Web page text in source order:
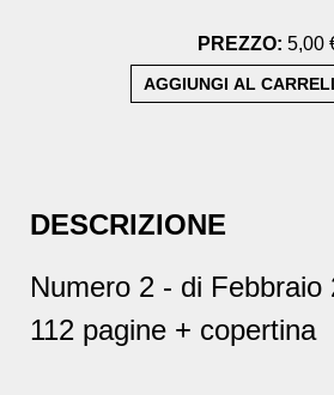
PREZZO: 5,00
DESCRIZIONE
Numero 2 - di Febbraio
112 pagine + copertina